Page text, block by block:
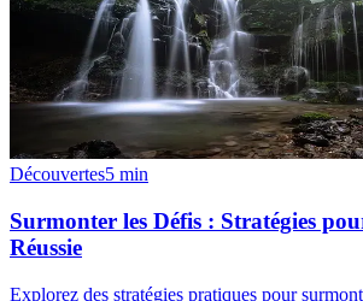
Découvertes5 min
Surmonter les Défis : Stratégies
Réussie
Explorez des stratégies pratiques pour